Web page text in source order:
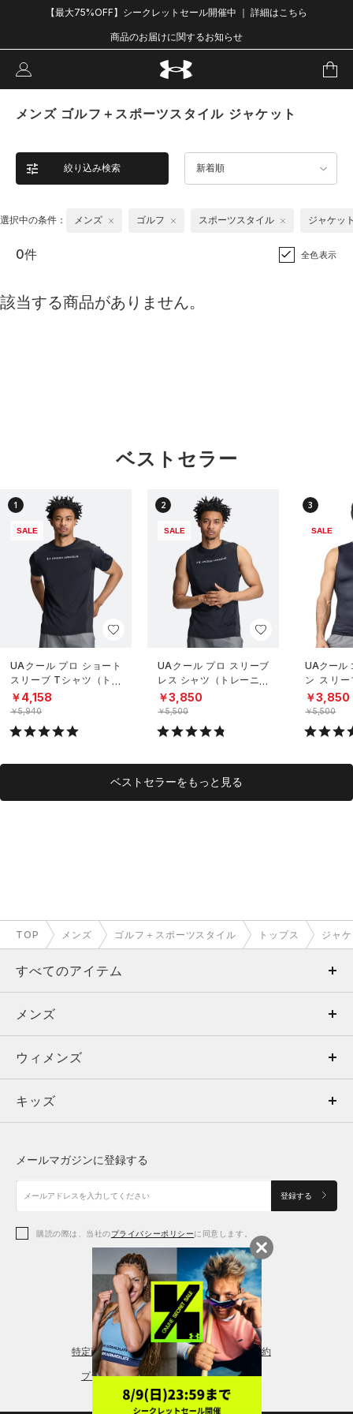
【最大75%OFF】シークレットセール開催中 ｜ 詳細はこちら
商品のお届けに関するお知らせ
メンズ ゴルフ＋スポーツスタイル ジャケット
絞り込み検索 新着順
選択中の条件： メンズ ゴルフ スポーツスタイル ジャケッ
0件 全色表示
該当する商品がありません。
ベストセラー
1
SALE
UAクール プロ ショート
スリーブ Tシャツ（トレ
ーニング/MEN）
￥4,158
￥5,940
2
SALE
UAクール プロ スリーブ
レス シャツ（トレーニン
グ/MEN）
￥3,850
￥5,500
3
SALE
UAクール
ン スリ
（トレー
￥3,850
￥5,500
ベストセラーをもっと見る
TOP メンズ ゴルフ＋スポーツスタイル トップス ジャ
すべてのアイテム
メンズ
ウィメンズ
キッズ
アクセサリー
メンズ
トップス
ボトムス
アクセサリー
ウィメンズ
トップス
シューズ
アクセサリー
レギンス＆タイツ
キッズ
シューズ
メールマガジンに登録する
登録する
購読の際は、当社のプライバシーポリシーに同意します。
特定商取引法に基づく通販の表記 会員規約
プライバシーポリシー